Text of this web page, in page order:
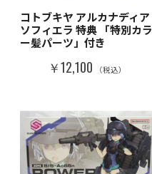
コトブキヤ アルカナディア
ソフィエラ 特典 「特別カラ
ー髪パーツ」付き
￥12,100 （税込）